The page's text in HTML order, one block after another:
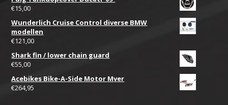
€15,00
Wunderlich Cruise Control diverse BMW
modellen
€121,00
Shark fin / lower chain guard
€55,00
Acebikes Bike-A-Side Motor Mver
€264,95